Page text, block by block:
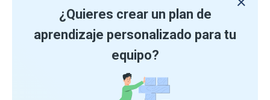
¿Quieres crear un plan de
aprendizaje personalizado para tu
equipo?